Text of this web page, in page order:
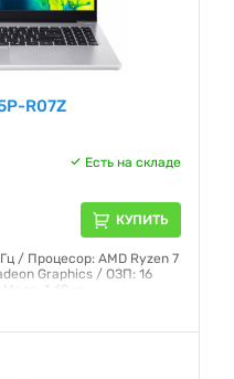
R07Z
Есть на складе
КУПИТЬ
/ Процесор: AMD Ryzen 7
Graphics / ОЗП: 16
1.49 кг